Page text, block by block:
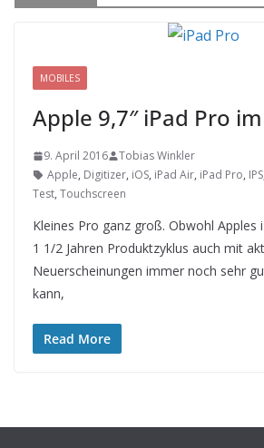
MOBILES
Apple 9,7″ iPad Pro
9. April 2016
Tobias Winkler
Apple, Digitizer, iOS, iPad Air, iPad Pro, IPS
Test, Touchscreen
Kleines Pro ganz groß. Obwohl Apples
1 1/2 Jahren Produktzyklus auch mit
Neuerscheinungen immer noch sehr
kann,
Read More